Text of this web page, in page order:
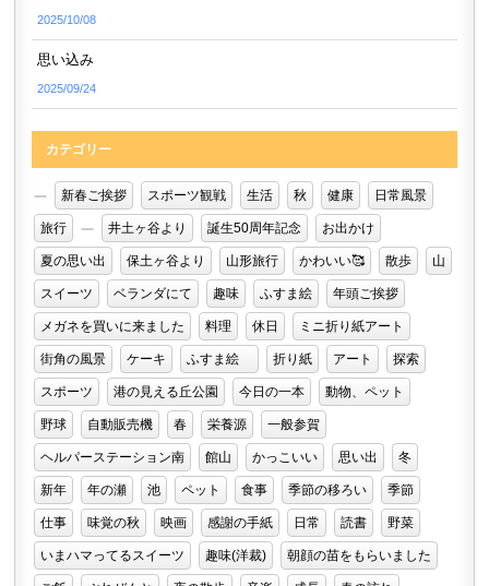
2025/10/08
思い込み
2025/09/24
カテゴリー
新春ご挨拶 スポーツ観戦 生活 秋 健康 日常風景
旅行 井土ヶ谷より 誕生50周年記念 お出かけ
夏の思い出 保土ヶ谷より 山形旅行 かわいい🥰 散歩 山
スイーツ ベランダにて 趣味 ふすま絵 年頭ご挨拶
メガネを買いに来ました 料理 休日 ミニ折り紙アート
街角の風景 ケーキ ふすま絵 折り紙 アート 探索
スポーツ 港の見える丘公園 今日の一本 動物、ペット
野球 自動販売機 春 栄養源 一般参賀
ヘルパーステーション南 館山 かっこいい 思い出 冬
新年 年の瀬 池 ペット 食事 季節の移ろい 季節
仕事 味覚の秋 映画 感謝の手紙 日常 読書 野菜
いまハマってるスイーツ 趣味(洋裁) 朝顔の苗をもらいました